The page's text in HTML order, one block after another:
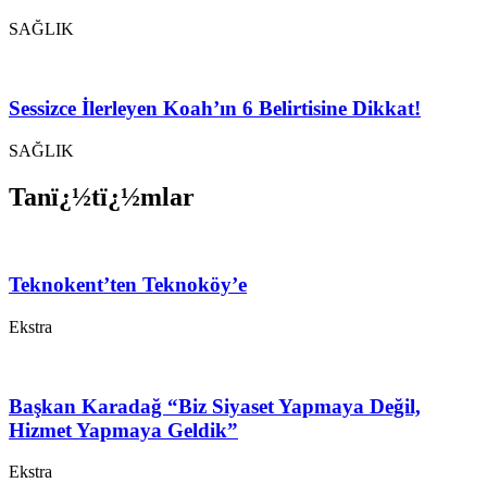
SAĞLIK
Sessizce İlerleyen Koah’ın 6 Belirtisine Dikkat!
SAĞLIK
Tanï¿½tï¿½mlar
Teknokent’ten Teknoköy’e
Ekstra
Başkan Karadağ “Biz Siyaset Yapmaya Değil,
Hizmet Yapmaya Geldik”
Ekstra